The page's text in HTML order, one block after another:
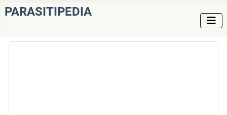
PARASITIPEDIA